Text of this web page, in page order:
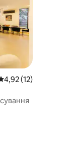
оцінка: 4,92
4,92 (12)